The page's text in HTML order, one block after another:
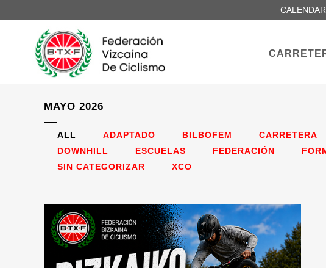
MAYO 2026
ALL ADAPTADO BILBOFEM CARRETERA
DOWNHILL
ESCUELAS FEDERACIÓN
SIN CATEGORIZAR
XCO